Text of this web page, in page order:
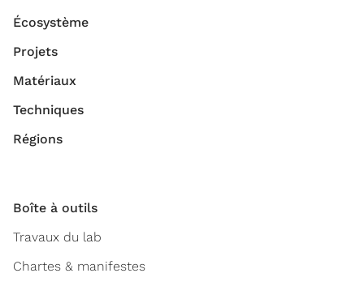
Écosystème
Projets
Matériaux
Techniques
Régions
Boîte à outils
Travaux du lab
Chartes & manifestes